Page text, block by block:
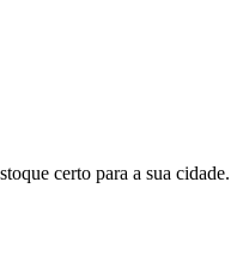
certo para a sua cidade.